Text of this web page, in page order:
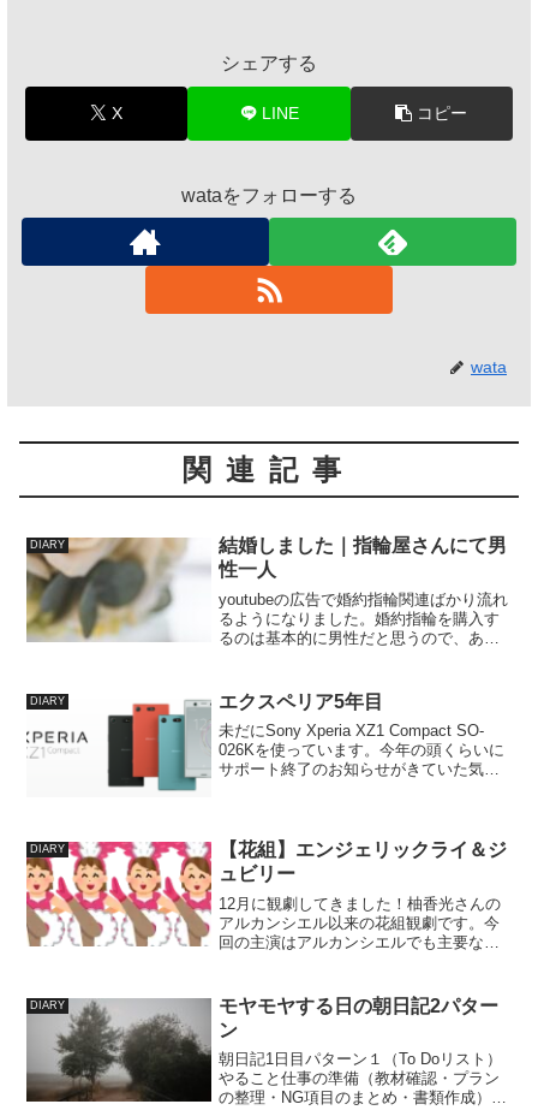
シェアする
X LINE コピー
wataをフォローする
wata
関連記事
DIARY
結婚しました｜指輪屋さんにて男
性一人
youtubeの広告で婚約指輪関連ばかり流れ
るようになりました。婚約指輪を購入す
るのは基本的に男性だと思うので、あの
に刺さるのかなぁ？（余計な心配）彼は
ロマンチックな...
DIARY エクスペリア5年目
未だにSony Xperia XZ1 Compact SO-
026Kを使っています。今年の頭くらいに
サポート終了のお知らせがきていた気が
DIARY
【花組】エンジェリックライ＆ジ
ュビリー
12月に観劇してきました！柚香光さんの
アルカンシエル以来の花組観劇です。今
回の主演はアルカンシエルでも主要な役
ね…！光と書いてレイ（英語で光の意
味）と読ませた柚香さん...
DIARY
モヤモヤする日の朝日記2パター
ン
朝日記1日目パターン１（To Doリスト）
やること仕事の準備（教材確認・プラン
の整理・NG項目のまとめ・書類作成）部